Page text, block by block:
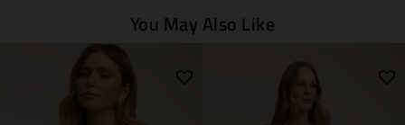
You May Also Like